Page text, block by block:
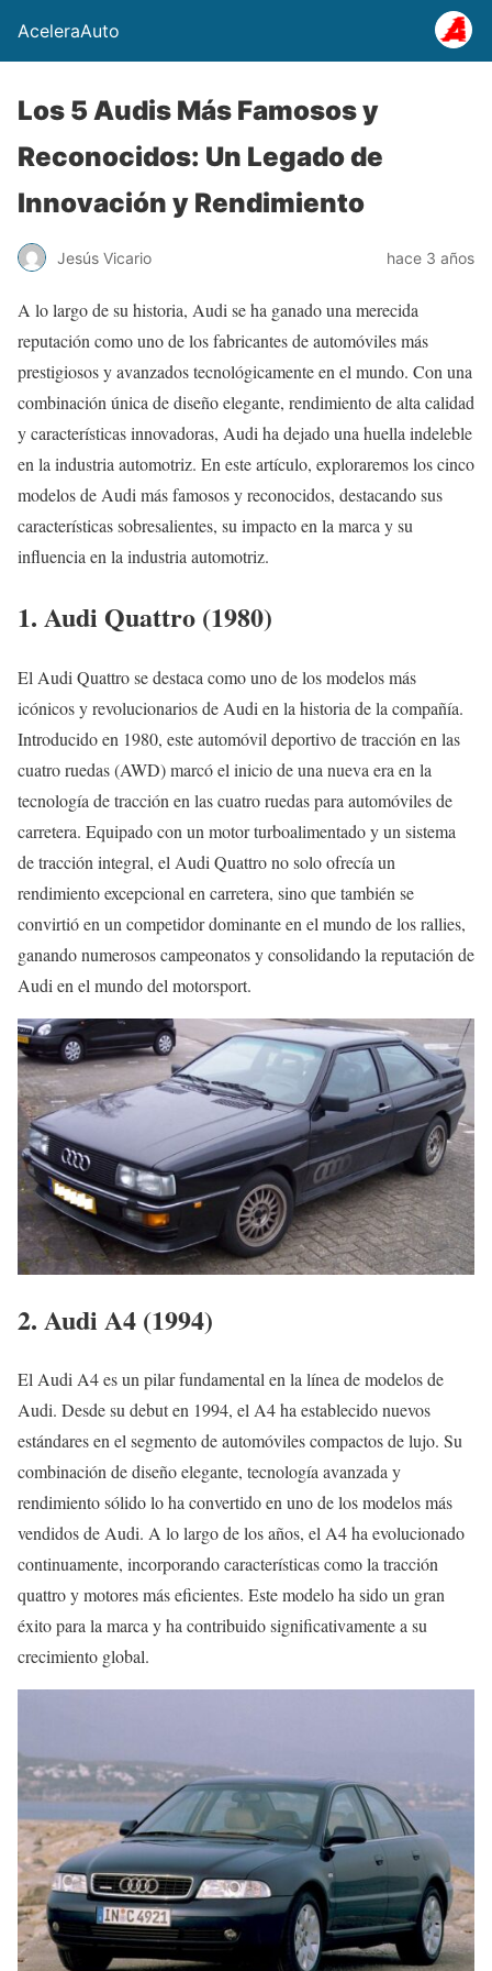
AceleraAuto
Los 5 Audis Más Famosos y
Reconocidos: Un Legado de
Innovación y Rendimiento
Jesús Vicario hace 3 años
A lo largo de su historia, Audi se ha ganado una merecida
reputación como uno de los fabricantes de automóviles más
prestigiosos y avanzados tecnológicamente en el mundo. Con una
combinación única de diseño elegante, rendimiento de alta calidad
y características innovadoras, Audi ha dejado una huella indeleble
en la industria automotriz. En este artículo, exploraremos los cinco
modelos de Audi más famosos y reconocidos, destacando sus
características sobresalientes, su impacto en la marca y su
influencia en la industria automotriz.
1. Audi Quattro (1980)
El Audi Quattro se destaca como uno de los modelos más
icónicos y revolucionarios de Audi en la historia de la compañía.
Introducido en 1980, este automóvil deportivo de tracción en las
cuatro ruedas (AWD) marcó el inicio de una nueva era en la
tecnología de tracción en las cuatro ruedas para automóviles de
carretera. Equipado con un motor turboalimentado y un sistema
de tracción integral, el Audi Quattro no solo ofrecía un
rendimiento excepcional en carretera, sino que también se
convirtió en un competidor dominante en el mundo de los rallies,
ganando numerosos campeonatos y consolidando la reputación de
Audi en el mundo del motorsport.
2. Audi A4 (1994)
El Audi A4 es un pilar fundamental en la línea de modelos de
Audi. Desde su debut en 1994, el A4 ha establecido nuevos
estándares en el segmento de automóviles compactos de lujo. Su
combinación de diseño elegante, tecnología avanzada y
rendimiento sólido lo ha convertido en uno de los modelos más
vendidos de Audi. A lo largo de los años, el A4 ha evolucionado
continuamente, incorporando características como la tracción
quattro y motores más eficientes. Este modelo ha sido un gran
éxito para la marca y ha contribuido significativamente a su
crecimiento global.